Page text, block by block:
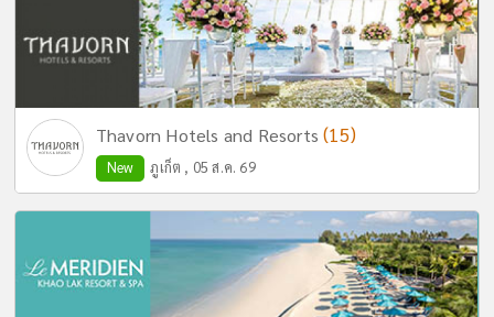
Thavorn Hotels and Resorts(15)
New ภูเก็ต , 05 ส.ค. 69